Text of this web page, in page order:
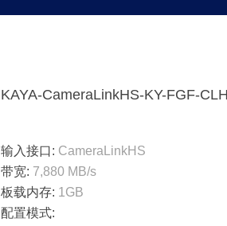
KAYA-CameraLinkHS-KY-FGF-
输入接口: CameraLinkHS
带宽: 7,880 MB/s
板载内存: 1GB
配置模式: